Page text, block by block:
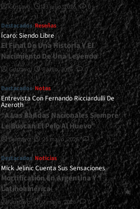
Gustavo 13 julio, 2026 0
Destacados Reseñas
Ícaro: Siendo Libre
El Final De Una Historia Y El
Nacimiento De Una Leyenda
Gustavo 8 julio, 2026 0
Destacados Notas
Entrevista Con Fernando Ricciardulli De
Azeroth
“A Las Bandas Nacionales Siempre
Le Buscan El Pelo Al Huevo”
Gustavo 21 mayo, 2026 2
Destacados Noticias
Mick Jelinic Cuenta Sus Sensaciones
Mortification En Argentina Y
Latinoamérica
Gustavo 7 mayo, 2026 0